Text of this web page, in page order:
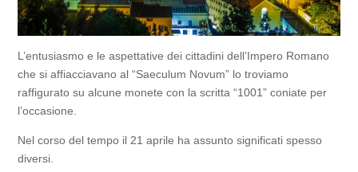
L’entusiasmo e le aspettative dei cittadini dell’Impero Romano
che si affiacciavano al “Saeculum Novum” lo troviamo
raffigurato su alcune monete con la scritta “1001” coniate per
l’occasione.
Nel corso del tempo il 21 aprile ha assunto significati spesso
diversi.